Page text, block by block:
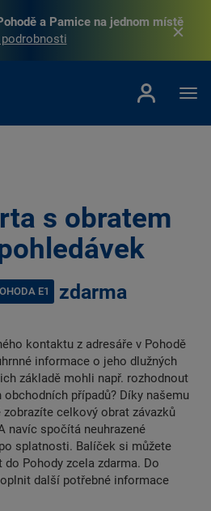
a Pamice na jednom místě
s obratem
E1 zdarma
kontaktu z adresáře v Pohodě
informace o jeho dlužných
základě mohli např. rozhodnout
případů? Díky našemu
celkový obrat závazků
navíc spočítá neuhrazené
splatnosti. Balíček si můžete
Pohody zcela zdarma. Do
další potřebné informace